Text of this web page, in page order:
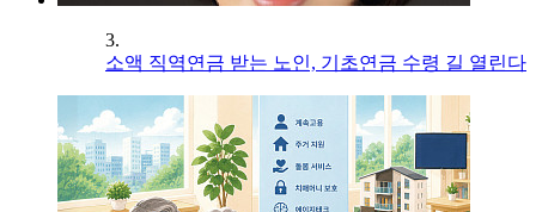
3.
소액 직역연금 받는 노인, 기초연금 수령 길 열린다